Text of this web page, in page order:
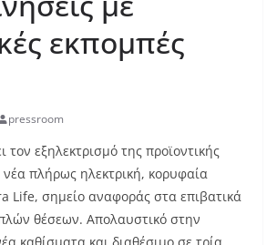
εκπομπές
pressroom
τον εξηλεκτρισμό της προϊοντικής
πλήρως ηλεκτρική, κορυφαία
Life, σημείο αναφοράς στα επιβατικά
θέσεων. Απολαυστικό στην